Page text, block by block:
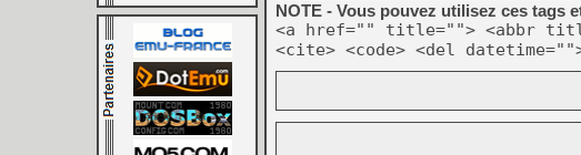
NOTE - Vous pouvez utilisez ces tags
<a href="" title=""> <abbr
<cite> <code> <del